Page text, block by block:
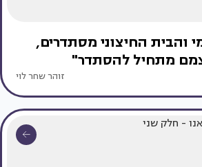
והבית החיצוני מסתדרים,
מתחיל להסתדר"
זוהר שחר לוי